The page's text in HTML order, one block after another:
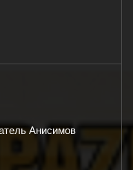
Анисимов